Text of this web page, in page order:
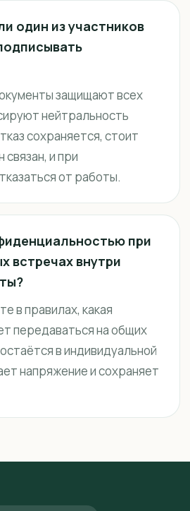
один из участников
защищают всех
нейтральность
сохраняется, стоит
связан, и при
от работы.
при
встречах внутри
в правилах, какая
передаваться на общих
в индивидуальной
напряжение и сохраняет